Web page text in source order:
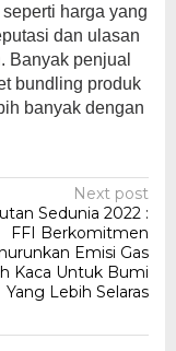
harga yang
dan ulasan
Banyak penjual
bundling produk
banyak dengan
Next post
Sedunia 2022 :
FFI Berkomitmen
Emisi Gas
Kaca Untuk Bumi
Yang Lebih Selaras